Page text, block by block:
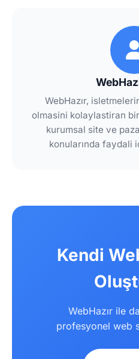
WebHazır,
olmasini kolaylastiran
kurumsal site ve
konularında faydali
Kendi
WebHazır ile
profesyonel web